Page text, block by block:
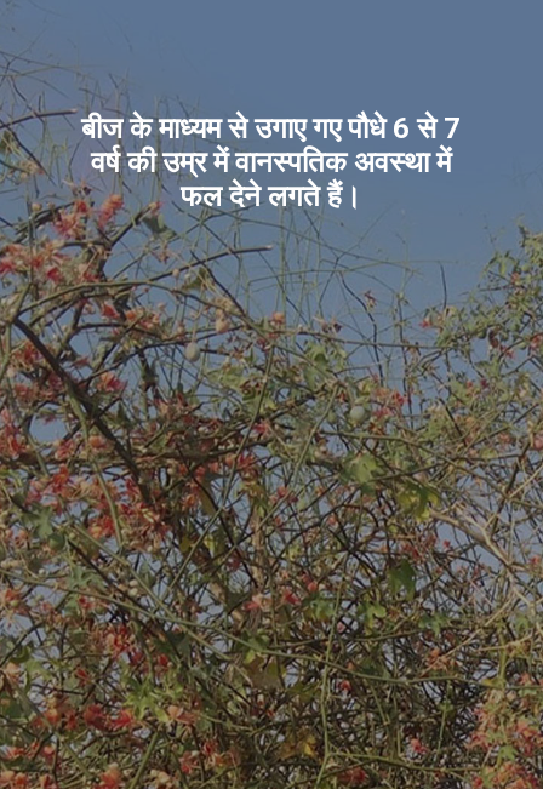
बीज के माध्यम से उगाए गए पौधे 6 से 7
वर्ष की उम्र में वानस्पतिक अवस्था में
फल देने लगते हैं।